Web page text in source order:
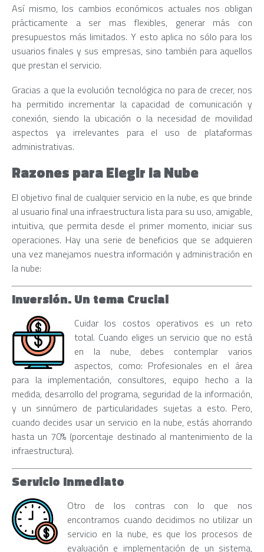
Así mismo, los cambios económicos actuales nos obligan
prácticamente a ser mas flexibles, generar más con
presupuestos más limitados. Y esto aplica no sólo para los
usuarios finales y sus empresas, sino también para aquellos
que prestan el servicio.
Gracias a que la evolución tecnológica no para de crecer, nos
ha permitido incrementar la capacidad de comunicación y
conexión, siendo la ubicación o la necesidad de movilidad
aspectos ya irrelevantes para el uso de plataformas
administrativas.
Razones para Elegir la Nube
El objetivo final de cualquier servicio en la nube, es que brinde
al usuario final una infraestructura lista para su uso, amigable,
intuitiva, que permita desde el primer momento, iniciar sus
operaciones. Hay una serie de beneficios que se adquieren
una vez manejamos nuestra información y administración en
la nube:
Inversión. Un tema Crucial
Cuidar los costos operativos es un reto
total. Cuando eliges un servicio que no está
en la nube, debes contemplar varios
aspectos, como: Profesionales en el área
para la implementación, consultores, equipo hecho a la
medida, desarrollo del programa, seguridad de la información,
y un sinnúmero de particularidades sujetas a esto. Pero,
cuando decides usar un servicio en la nube, estás ahorrando
hasta un 70% (porcentaje destinado al mantenimiento de la
infraestructura).
Servicio Inmediato
Otro de los contras con lo que nos
encontramos cuando decidimos no utilizar un
servicio en la nube, es que los procesos de
evaluación e implementación de un sistema,